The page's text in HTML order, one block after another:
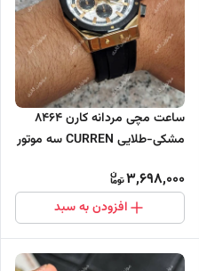
ساعت مچی مردانه کارن 8464
مشکی-طلایی CURREN سه موتور
3,698,000
افزودن به سبد